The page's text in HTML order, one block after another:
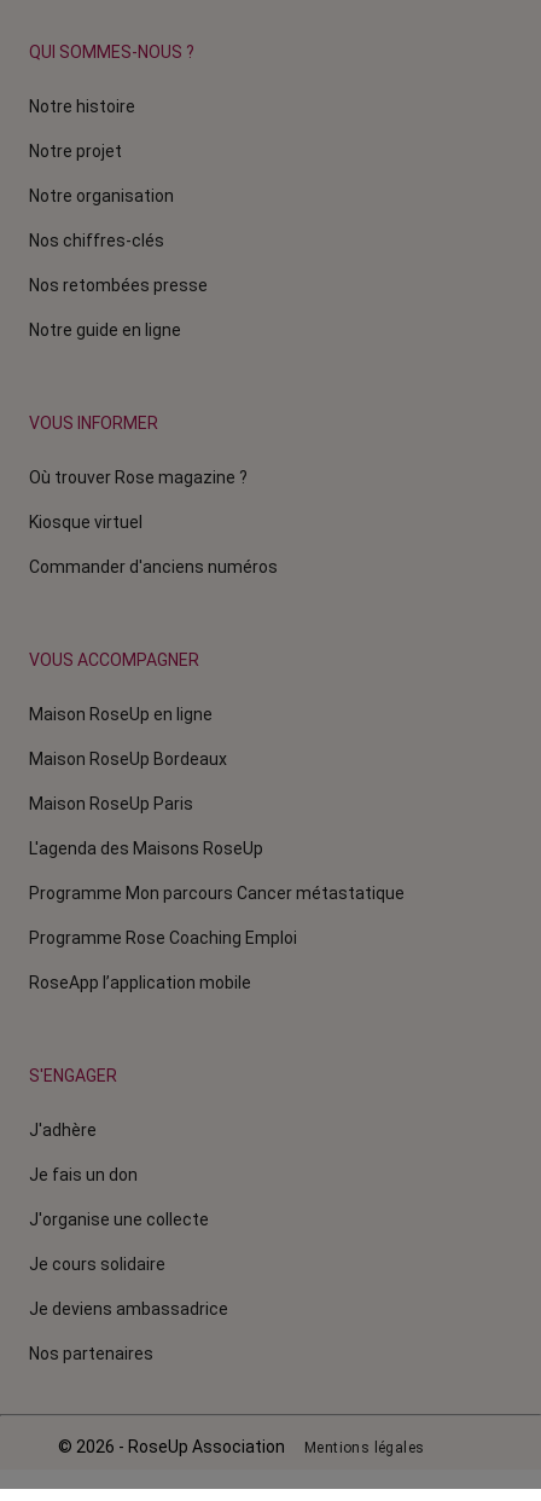
QUI SOMMES-NOUS ?
Notre histoire
Notre projet
Notre organisation
Nos chiffres-clés
Nos retombées presse
Notre guide en ligne
VOUS INFORMER
Où trouver Rose magazine ?
Kiosque virtuel
Commander d'anciens numéros
VOUS ACCOMPAGNER
Maison RoseUp en ligne
Maison RoseUp Bordeaux
Maison RoseUp Paris
L'agenda des Maisons RoseUp
Programme Mon parcours Cancer métastatique
Programme Rose Coaching Emploi
RoseApp l’application mobile
S'ENGAGER
J'adhère
Je fais un don
J'organise une collecte
Je cours solidaire
Je deviens ambassadrice
Nos partenaires
© 2026 - RoseUp Association Mentions légales